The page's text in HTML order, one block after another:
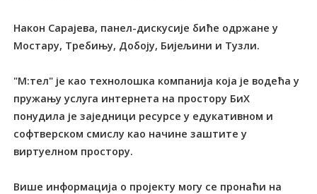
Након Сарајева, панел-дискусије биће одржане у
Мостару, Требињу, Добоју, Бијељини и Тузли.
"М:тел" је као технолошка компанија која је водећа у
пружању услуга интернета на простору БиХ
понудила је заједници ресурсе у едукативном и
софтверском смислу као начине заштите у
виртуелном простору.
Више информација о пројекту могу се пронаћи на